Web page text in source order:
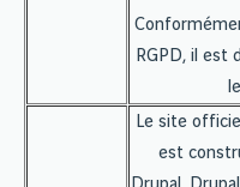
RGPD, il est
Le site
est